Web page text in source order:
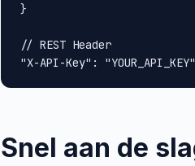
}
// REST Header
"X-API-Key": "YOUR_API_KEY"
Snel aan de